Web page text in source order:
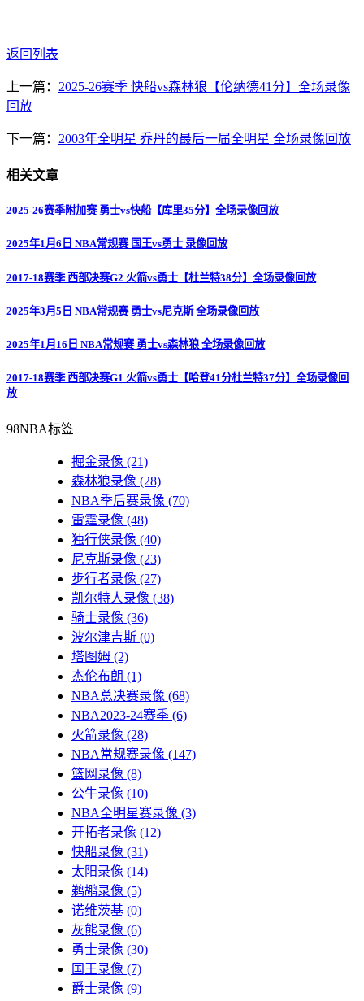
返回列表
上一篇： 2025-26赛季 快船vs森林狼【伦纳德41分】全场录像
回放
下一篇： 2003年全明星 乔丹的最后一届全明星 全场录像回放
相关文章
2025-26赛季附加赛 勇士vs快船【库里35分】全场录像回放
2025年1月6日 NBA常规赛 国王vs勇士 录像回放
2017-18赛季 西部决赛G2 火箭vs勇士【杜兰特38分】全场录像回放
2025年3月5日 NBA常规赛 勇士vs尼克斯 全场录像回放
2025年1月16日 NBA常规赛 勇士vs森林狼 全场录像回放
2017-18赛季 西部决赛G1 火箭vs勇士【哈登41分杜兰特37分】全场录像回
放
98NBA标签
掘金录像 (21)
森林狼录像 (28)
NBA季后赛录像 (70)
雷霆录像 (48)
独行侠录像 (40)
尼克斯录像 (23)
步行者录像 (27)
凯尔特人录像 (38)
骑士录像 (36)
波尔津吉斯 (0)
塔图姆 (2)
杰伦布朗 (1)
NBA总决赛录像 (68)
NBA2023-24赛季 (6)
火箭录像 (28)
NBA常规赛录像 (147)
篮网录像 (8)
公牛录像 (10)
NBA全明星赛录像 (3)
开拓者录像 (12)
快船录像 (31)
太阳录像 (14)
鹈鹕录像 (5)
诺维茨基 (0)
灰熊录像 (6)
勇士录像 (30)
国王录像 (7)
爵士录像 (9)